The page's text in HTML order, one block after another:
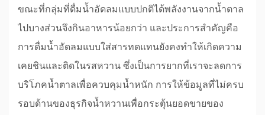
ขณะที่กลุ่มที่ดื่มน้ำอัดลมแบบปกติได้พลังงานจากน้ำตาล
ไปบางส่วนจึงกินอาหารน้อยกว่า และประการสำคัญคือ
การดื่มน้ำอัดลมแบบใส่สารทดแทนยังคงทำให้เกิดความ
เคยชินและติดในรสหวาน ซึ่งเป็นการยากที่เราจะลดการ
บริโภคน้ำตาลเพื่อควบคุมน้ำหนัก การให้ข้อมูลที่ไม่ครบ
รอบด้านของธุรกิจน้ำหวานเพื่อกระตุ้นยอดขายของ